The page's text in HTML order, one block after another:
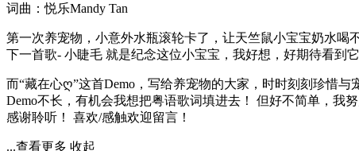
词曲：悦乐Mandy Tan
第一次养宠物，小意外水瓶滚轮卡了，让天竺鼠小宝宝奶水喝
下一首歌- 小睫毛 就是纪念这位小宝宝，我好想，好期待看到
而“藏在心ღ”这首Demo，写给养宠物的大家，时时刻刻珍惜与
Demo不长，有机会我想把粤语歌词填进去！ 但好不简单，我努
感谢聆听！ 喜欢/感触欢迎留言！
...查看更多 收起